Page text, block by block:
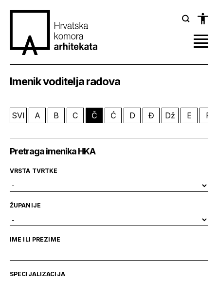
Imenik voditelja radova
SVI A B C Č Ć D Đ Dž E F
Pretraga imenika HKA
VRSTA TVRTKE
ŽUPANIJE
IME ILI PREZIME
SPECIJALIZACIJA